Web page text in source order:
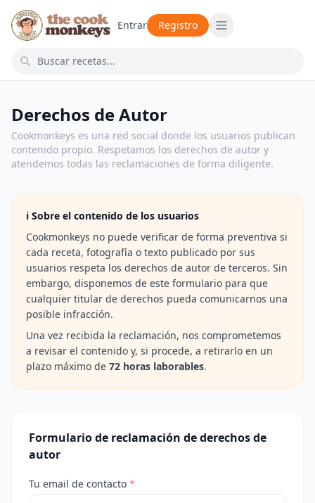
Entrar Registro
Derechos de Autor
Cookmonkeys es una red social donde los usuarios publican
contenido propio. Respetamos los derechos de autor y
atendemos todas las reclamaciones de forma diligente.
ℹ️ Sobre el contenido de los usuarios
Cookmonkeys no puede verificar de forma preventiva si
cada receta, fotografía o texto publicado por sus
usuarios respeta los derechos de autor de terceros. Sin
embargo, disponemos de este formulario para que
cualquier titular de derechos pueda comunicarnos una
posible infracción.
Una vez recibida la reclamación, nos comprometemos
a revisar el contenido y, si procede, a retirarlo en un
plazo máximo de 72 horas laborables.
Formulario de reclamación de derechos de
autor
Tu email de contacto *